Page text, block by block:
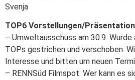
Svenja
TOP6 Vorstellungen/Präsentation
– Umweltausschuss am 30.9.
TOPs gestrichen und verschoben.
Interesse und bitten um neuen
– RENNSüd Filmspot: Wer kann es